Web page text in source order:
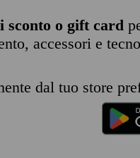
sconto o gift card
accessori e
dal tuo store